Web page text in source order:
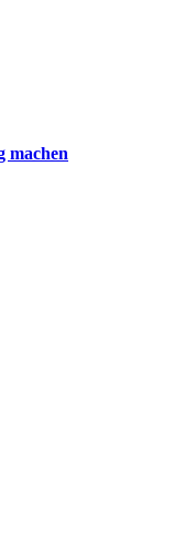
machen